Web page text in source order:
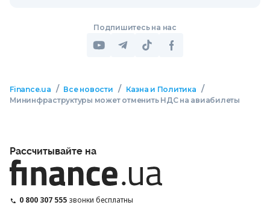
Подпишитесь на нас
Finance.ua / Все новости / Казна и Политика /
Мининфраструктуры может отменить НДС на авиабилеты
Рассчитывайте на
0 800 307 555 звонки бесплатны